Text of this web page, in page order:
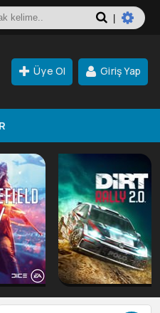
Üye Ol Giriş Yap